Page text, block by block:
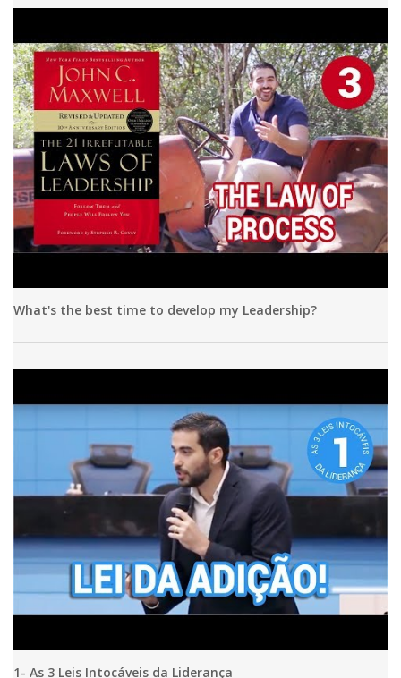
What's the best time to develop my Leadership?
1- As 3 Leis Intocáveis da Liderança